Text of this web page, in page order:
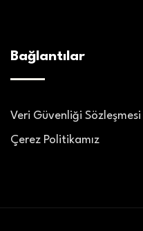
Bağlantılar
Veri Güvenliği Sözleşmesi
Çerez Politikamız